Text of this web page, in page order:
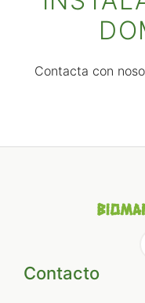
Contacta con
Contacto